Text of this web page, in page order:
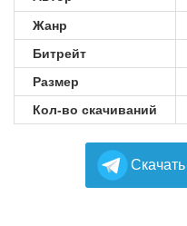
Жанр
Битрейт
Размер
Кол-во скачиваний